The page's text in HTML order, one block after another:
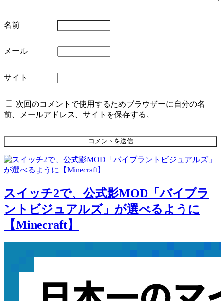
名前
メール
サイト
次回のコメントで使用するためブラウザーに自分の名
前、メールアドレス、サイトを保存する。
スイッチ2で、公式影MOD「バイブラ
ントビジュアルズ」が選べるように
【Minecraft】